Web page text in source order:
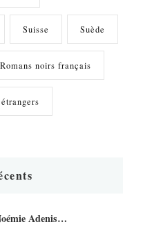
Suisse Suède
noirs français
Adenis…